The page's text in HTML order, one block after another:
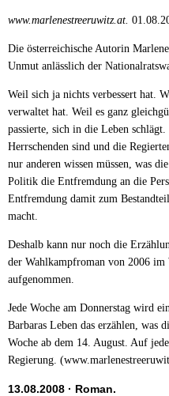
Person.
www.marlenestreeruwitz.at.
Die österreichische Autorin
Unmut anlässlich der
Weil sich ja nichts verbessert hat.
verwaltet hat. Weil es ganz
passierte, sich in die Leben
Herrschenden sind und die
nur anderen wissen müssen, was
Politik die Entfremdung an die
Entfremdung damit zum
macht.
Deshalb kann nur noch die
der Wahlkampfroman von 2006
aufgenommen.
Jede Woche am Donnerstag wird
Barbaras Leben das erzählen, was
Woche ab dem 14. August. Auf
Regierung.
13.08.2008 · Roman.